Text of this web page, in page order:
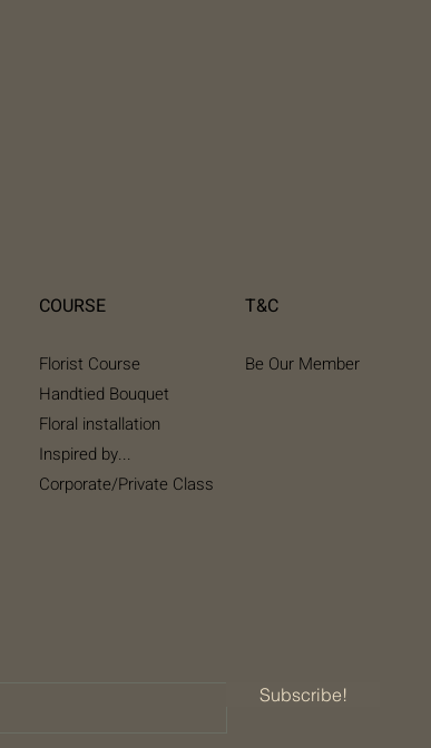
COURSE
Florist Course
Handtied Bouquet
Floral installation
Inspired by...
Corporate/Private Class
T&C
Be Our Member
Subscribe!